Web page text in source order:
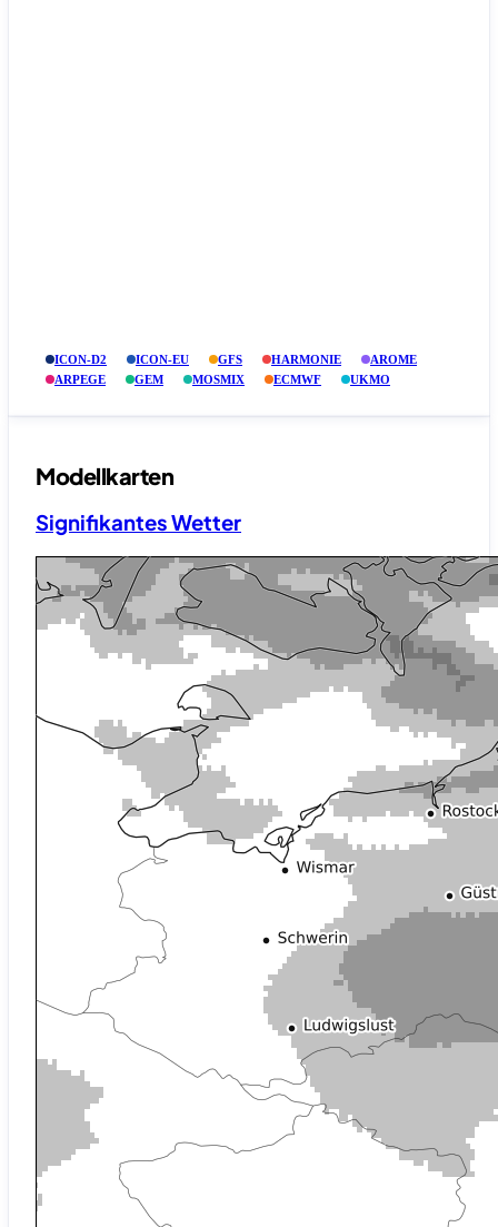
ICON-D2 ICON-EU GFS HARMONIE
AROME
ARPEGE
GEM MOSMIX ECMWF UKMO
Modellkarten
Signifikantes Wetter